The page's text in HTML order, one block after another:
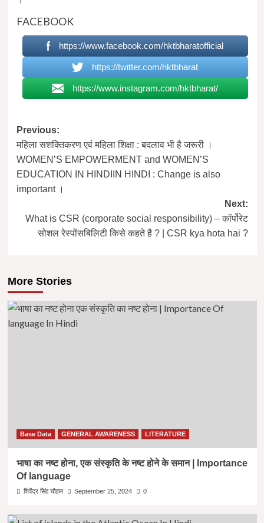
FACEBOOK
https://www.facebook.com/hktbharatofficial
https://twitter.com/hktbharat
https://www.instagram.com/hktbharat/
Post
navigation
Previous:
महिला सशक्तिकरण एवं महिला शिक्षा : बदलाव भी है जरूरी ।
WOMEN’S EMPOWERMENT and WOMEN’S
EDUCATION IN HINDIIN HINDI : Change is also
important ।
Next:
What is CSR (corporate social responsibility) – कॉर्पोरेट
सोशल रेस्पोंसबिलिटी किसे कहते है ? | CSR kya hota hai ?
More Stories
Base Data GENERAL AWARENESS LITERATURE
भाषा का नष्ट होना, एक संस्कृति के नष्ट होने के समान | Importance
Of language
शिवेंद्र सिंह चौहान September 25, 2024 0